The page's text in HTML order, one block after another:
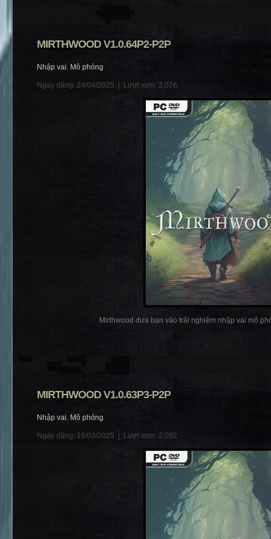
MIRTHWOOD V1.0.64P2-P2P
Nhập vai, Mô phỏng
Ngày đăng: 24/04/2025 | Lượt xem: 2,076
Mirthwood đưa bạn vào trải nghiệm nhập vai mô
MIRTHWOOD V1.0.63P3-P2P
Nhập vai, Mô phỏng
Ngày đăng: 16/03/2025 | Lượt xem: 2,092